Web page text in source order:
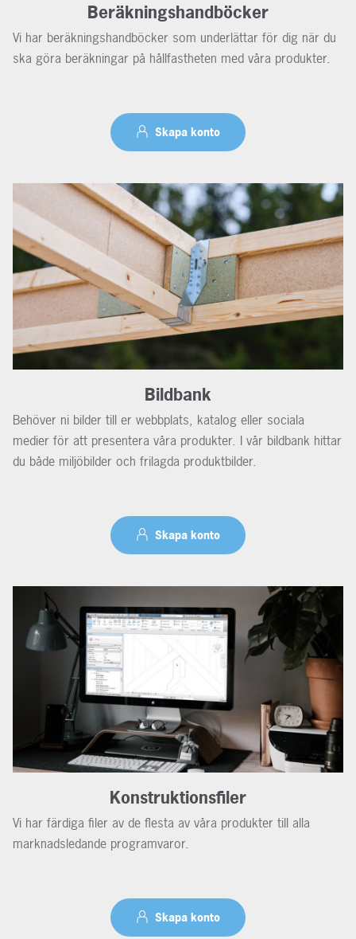
Beräkningshandböcker
Vi har beräkningshandböcker som underlättar för dig när du
ska göra beräkningar på hållfastheten med våra produkter.
Skapa konto
Bildbank
Behöver ni bilder till er webbplats, katalog eller sociala
medier för att presentera våra produkter. I vår bildbank hittar
du både miljöbilder och frilagda produktbilder.
Skapa konto
Konstruktionsfiler
Vi har färdiga filer av de flesta av våra produkter till alla
marknadsledande programvaror.
Skapa konto